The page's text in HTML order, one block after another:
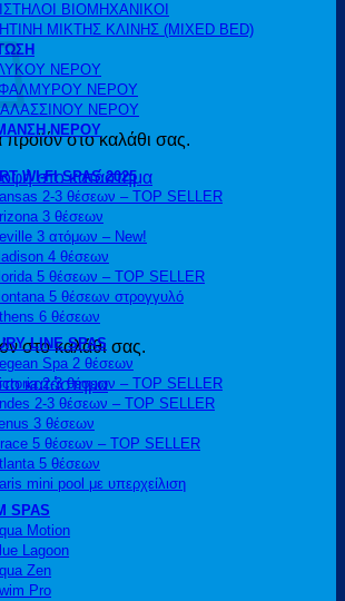
προϊόν στο καλάθι σας.
στο κατάστημα
στο καλάθι σας.
κατάστημα
ΒΙΟΜΗΧΑΝΙΚΟΙ
ΜΙΚΤΗΣ ΚΛΙΝΗΣ (MIXED BED)
ΝΕΡΟΥ
ΝΕΡΟΥ
ΝΕΡΟΥ
ΝΕΡΟΥ
WI-FI SPAS 2025
2-3 θέσεων – TOP SELLER
3 θέσεων
3 ατόμων – New!
4 θέσεων
5 θέσεων – TOP SELLER
5 θέσεων στρογγυλό
6 θέσεων
LINE SPAS
Spa 2 θέσεων
2-3 θέσεων – TOP SELLER
2-3 θέσεων – TOP SELLER
3 θέσεων
5 θέσεων – TOP SELLER
5 θέσεων
mini pool με υπερχείλιση
SPAS
Motion
Lagoon
Zen
Pro